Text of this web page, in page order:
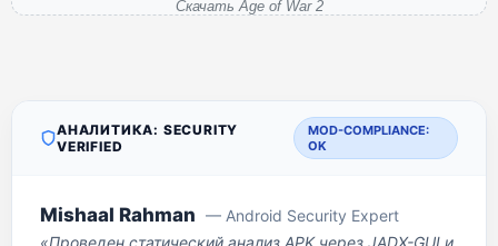
Скачать Age of War 2
АНАЛИТИКА: SECURITY
VERIFIED
MOD-COMPLIANCE:
OK
Mishaal Rahman — Android Security Expert
«Проведен статический анализ APK через JADX-GUI и